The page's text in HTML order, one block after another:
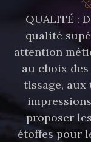
QUALITÉ :
qualité
attention
au choix
tissage,
proposer
étoffes pour